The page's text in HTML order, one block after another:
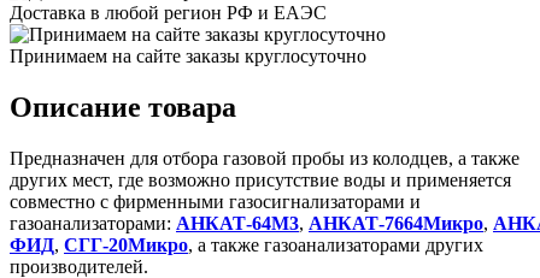
Доставка в любой регион РФ и ЕАЭС
Принимаем на сайте заказы круглосуточно
Описание товара
Предназначен для отбора газовой пробы из колодцев, а также
других мест, где возможно присутствие воды и применяется
совместно с фирменными газосигнализаторами и
газоанализаторами: АНКАТ-64М3, АНКАТ-7664Микро,
ФИД, СГГ-20Микро, а также газоанализаторами других
производителей.